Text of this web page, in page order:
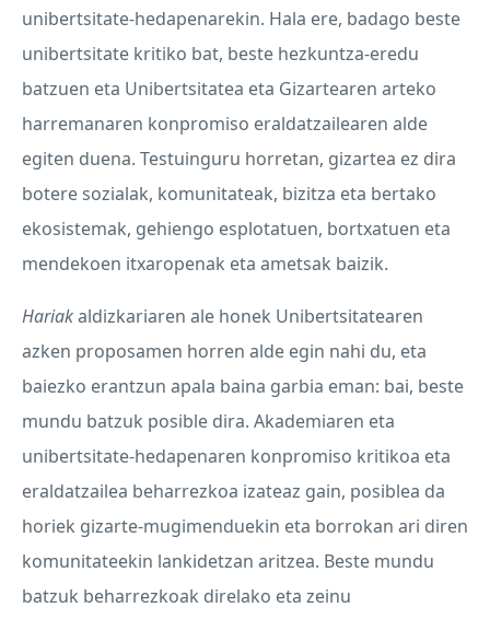
unibertsitate-hedapenarekin. Hala ere, badago beste
unibertsitate kritiko bat, beste hezkuntza-eredu
batzuen eta Unibertsitatea eta Gizartearen arteko
harremanaren konpromiso eraldatzailearen alde
egiten duena. Testuinguru horretan, gizartea ez dira
botere sozialak, komunitateak, bizitza eta bertako
ekosistemak, gehiengo esplotatuen, bortxatuen eta
mendekoen itxaropenak eta ametsak baizik.
Hariakaldizkariaren ale honek Unibertsitatearen
azken proposamen horren alde egin nahi du, eta
baiezko erantzun apala baina garbia eman: bai, beste
mundu batzuk posible dira. Akademiaren eta
unibertsitate-hedapenaren konpromiso kritikoa eta
eraldatzailea beharrezkoa izateaz gain, posiblea da
horiek gizarte-mugimenduekin eta borrokan ari diren
komunitateekin lankidetzan aritzea. Beste mundu
batzuk beharrezkoak direlako eta zeinu